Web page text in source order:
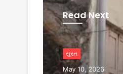
Read Next
સુરત
May 10, 2026